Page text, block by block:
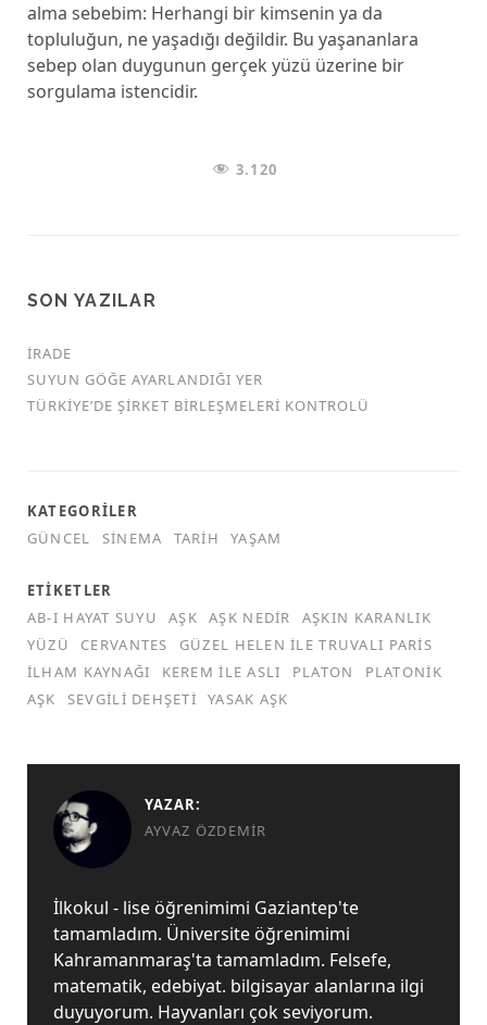
alma sebebim: Herhangi bir kimsenin ya da
topluluğun, ne yaşadığı değildir. Bu yaşananlara
sebep olan duygunun gerçek yüzü üzerine bir
sorgulama istencidir.
3.120
SON YAZILAR
İRADE
SUYUN GÖĞE AYARLANDIĞI YER
TÜRKİYE’DE ŞİRKET BİRLEŞMELERİ KONTROLÜ
KATEGORILER
GÜNCEL
SINEMA TARIH YAŞAM
ETIKETLER
AB-I HAYAT SUYU
AŞK AŞK NEDIR
AŞKIN KARANLIK
YÜZÜ
CERVANTES
GÜZEL HELEN ILE TRUVALI PARIS
ILHAM KAYNAĞI
KEREM ILE ASLI PLATON
PLATONIK
AŞK
SEVGILI DEHŞETI YASAK AŞK
YAZAR:
AYVAZ ÖZDEMIR
İlkokul - lise öğrenimimi Gaziantep'te
tamamladım. Üniversite öğrenimimi
Kahramanmaraş'ta tamamladım. Felsefe,
matematik, edebiyat. bilgisayar alanlarına ilgi
duyuyorum. Hayvanları çok seviyorum.